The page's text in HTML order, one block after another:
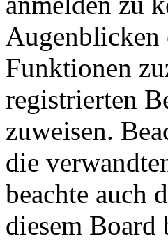
Augenblicken
Funktionen
registrierten
zuweisen.
die
beachte auch
diesem Board